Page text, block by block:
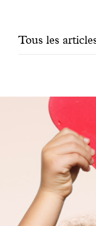
Filtrer
Tous les